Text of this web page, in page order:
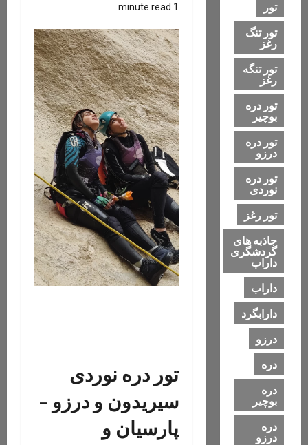
1 minute read
تور دره نوردی
سیریدون و درزو –
پارسیان و
تور
تور تنگ
رغز
تور تنگه
رغز
تور دره
بوچیر
تور دره
درزو
تور دره
نوردی
تور رغز
جاذبه های
گردشگری
داراب
داراب
دارابگرد
درزو
دره
دره
بوچیر
دره
درزو